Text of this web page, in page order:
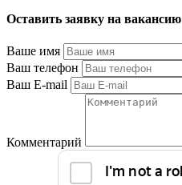
Оставить заявку на вакансию
Ваше имя
Ваш телефон
Ваш E-mail
Комментарий